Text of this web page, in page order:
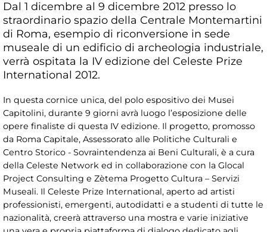
Dal 1 dicembre al 9 dicembre 2012 presso lo
straordinario spazio della Centrale Montemartini
di Roma, esempio di riconversione in sede
museale di un edificio di archeologia industriale,
verrà ospitata la IV edizione del Celeste Prize
International 2012.
In questa cornice unica, del polo espositivo dei Musei
Capitolini, durante 9 giorni avrà luogo l’esposizione delle
opere finaliste di questa IV edizione. Il progetto, promosso
da Roma Capitale, Assessorato alle Politiche Culturali e
Centro Storico - Sovraintendenza ai Beni Culturali, è a cura
della Celeste Network ed in collaborazione con la Glocal
Project Consulting e Zètema Progetto Cultura – Servizi
Museali. Il Celeste Prize International, aperto ad artisti
professionisti, emergenti, autodidatti e a studenti di tutte le
nazionalità, creerà attraverso una mostra e varie iniziative